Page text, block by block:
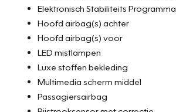
Elektronisch Stabiliteits Programma
Hoofd airbag(s) achter
Hoofd airbag(s) voor
LED mistlampen
Luxe stoffen bekleding
Multimedia scherm middel
Passagiersairbag